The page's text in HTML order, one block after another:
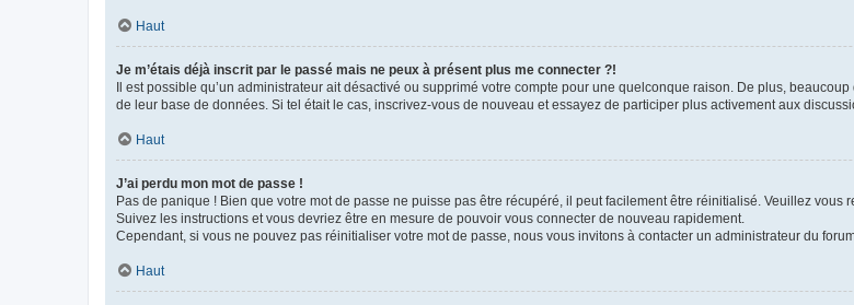
Haut
Je m’étais déjà inscrit par le passé mais ne peux à présent plus me connecter ?!
Il est possible qu’un administrateur ait désactivé ou supprimé votre compte pour une quelconque raison. De plus,
de leur base de données. Si tel était le cas, inscrivez-vous de nouveau et essayez de participer plus activement aux
Haut
J’ai perdu mon mot de passe !
Pas de panique ! Bien que votre mot de passe ne puisse pas être récupéré, il peut facilement être réinitialisé. Veuillez vous
Suivez les instructions et vous devriez être en mesure de pouvoir vous connecter de nouveau rapidement.
Cependant, si vous ne pouvez pas réinitialiser votre mot de passe, nous vous invitons à contacter un administrateur du
Haut